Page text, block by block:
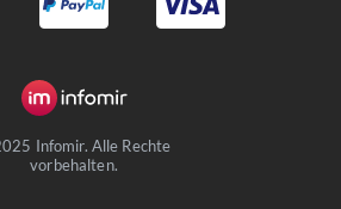
Infomir. Alle Rechte
vorbehalten.